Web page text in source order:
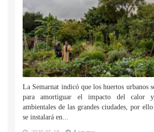
La Semarnat indicó que los huertos urbanos
para amortiguar el impacto del calor
ambientales de las grandes ciudades, por
se instalará en...